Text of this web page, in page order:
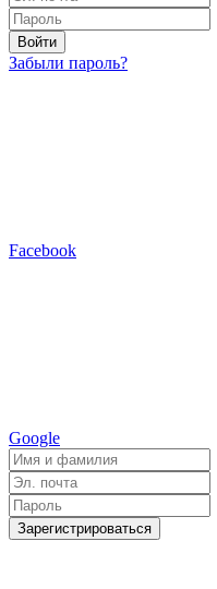
Войти
Забыли пароль?
Facebook
Google
Зарегистрироваться